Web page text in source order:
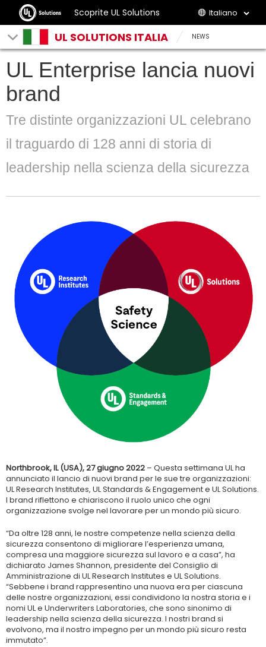
Scoprite UL Solutions Italiano
UL SOLUTIONS ITALIA NEWS
UL Enterprise lancia nuovi
brand
Tre distinte organizzazioni UL celebrano
il traguardo di 128 anni di storia di
leadership nella scienza della sicurezza
Northbrook, IL (USA), 27 giugno 2022 – Questa settimana UL ha
annunciato il lancio di nuovi brand per le sue tre organizzazioni:
UL Research Institutes, UL Standards & Engagement e UL Solutions.
I brand riflettono e chiariscono il ruolo unico che ogni
organizzazione svolge nel lavorare per un mondo più sicuro.
“Da oltre 128 anni, le nostre competenze nella scienza della
sicurezza consentono di migliorare l’esperienza umana,
compresa una maggiore sicurezza sul lavoro e a casa”, ha
dichiarato James Shannon, presidente del Consiglio di
Amministrazione di UL Research Institutes e UL Solutions.
“Sebbene i brand rappresentino una nuova era per ciascuna
delle nostre organizzazioni, essi condividono la nostra storia e i
nomi UL e Underwriters Laboratories, che sono sinonimo di
leadership nella scienza della sicurezza. I nostri brand si
evolvono, ma il nostro impegno per un mondo più sicuro resta
immutato”.